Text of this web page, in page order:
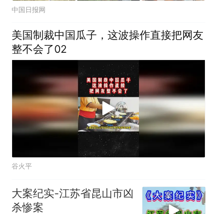
中国日报网
美国制裁中国瓜子，这波操作直接把网友
整不会了02
谷火平
大案纪实-江苏省昆山市凶
杀惨案